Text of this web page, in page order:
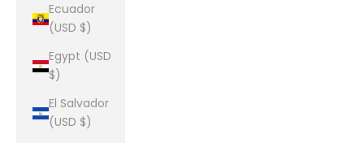
Ecuador
(USD $)
Egypt (USD
$)
El Salvador
(USD $)